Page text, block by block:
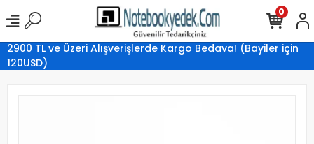
2900 TL ve Üzeri Alışverişlerde Kargo Bedava! (Bayiler için
120USD)
0